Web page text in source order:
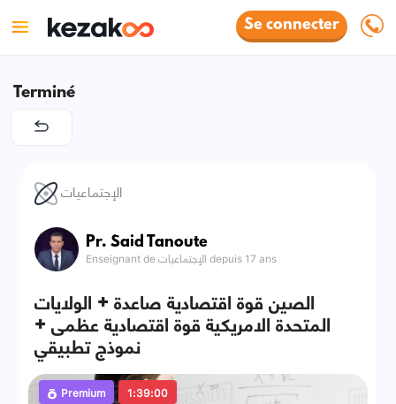
Se connecter
Terminé
الإجتماعيات
Pr. Said Tanoute
Enseignant de الإجتماعيات depuis 17 ans
الصين قوة اقتصادية صاعدة + الولايات
المتحدة الامريكية قوة اقتصادية عظمى +
نموذج تطبيقي
Premium 1:39:00